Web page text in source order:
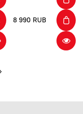
8 990 RUB